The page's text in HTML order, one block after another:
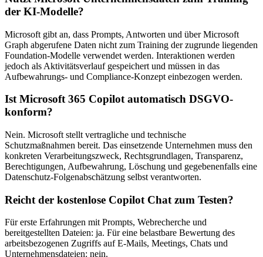
der KI-Modelle?
Microsoft gibt an, dass Prompts, Antworten und über Microsoft
Graph abgerufene Daten nicht zum Training der zugrunde liegenden
Foundation-Modelle verwendet werden. Interaktionen werden
jedoch als Aktivitätsverlauf gespeichert und müssen in das
Aufbewahrungs- und Compliance-Konzept einbezogen werden.
Ist Microsoft 365 Copilot automatisch DSGVO-
konform?
Nein. Microsoft stellt vertragliche und technische
Schutzmaßnahmen bereit. Das einsetzende Unternehmen muss den
konkreten Verarbeitungszweck, Rechtsgrundlagen, Transparenz,
Berechtigungen, Aufbewahrung, Löschung und gegebenenfalls eine
Datenschutz-Folgenabschätzung selbst verantworten.
Reicht der kostenlose Copilot Chat zum Testen?
Für erste Erfahrungen mit Prompts, Webrecherche und
bereitgestellten Dateien: ja. Für eine belastbare Bewertung des
arbeitsbezogenen Zugriffs auf E-Mails, Meetings, Chats und
Unternehmensdateien: nein.